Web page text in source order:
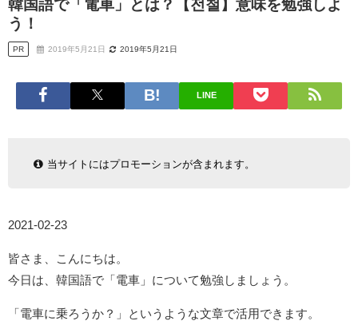
韓国語で「電車」とは？【전철】意味を勉強しよ
う！
PR 2019年5月21日 2019年5月21日
LINE
当サイトにはプロモーションが含まれます。
2021-02-23
皆さま、こんにちは。
今日は、韓国語で「電車」について勉強しましょう。
「電車に乗ろうか？」というような文章で活用できます。